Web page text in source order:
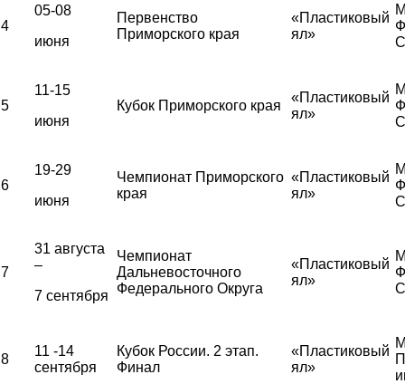
4
05-08
июня
Первенство
Приморского края
«Пластиковый
ял»
5
11-15
июня
Кубок Приморского края
«Пластиковый
ял»
6
19-29
июня
Чемпионат Приморского
края
«Пластиковый
ял»
7
31 августа
–
7 сентября
Чемпионат
Дальневосточного
Федерального Округа
«Пластиковый
ял»
8
11 -14
сентября
Кубок России. 2 этап.
Финал
«Пластиковый
ял»